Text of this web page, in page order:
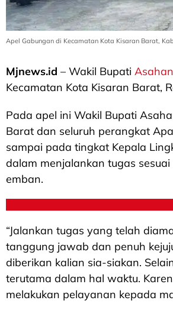
Apel Gabungan di Kecamatan Kota Kisaran Barat,
Mjnews.id – Wakil Bupati Asahan
Kecamatan Kota Kisaran Barat,
Pada apel ini Wakil Bupati
Barat dan seluruh perangkat
sampai pada tingkat Kepala
dalam menjalankan tugas
emban.
“Jalankan tugas yang telah
tanggung jawab dan penuh
diberikan kalian sia-siakan.
terutama dalam hal waktu.
melakukan pelayanan kepada